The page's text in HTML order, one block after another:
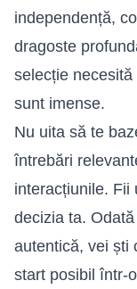
independență,
dragoste
selecție
sunt imense.
Nu uita să te
întrebări
interacțiunile. Fii
decizia ta.
autentică, vei ști
start posibil într-